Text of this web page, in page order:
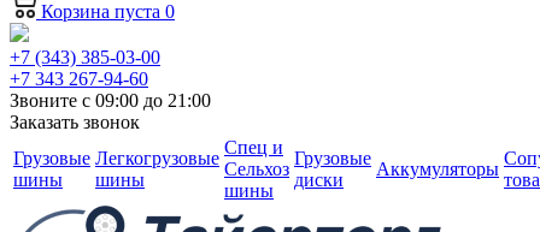
Корзина пуста 0
+7 (343) 385-03-00
+7 343 267-94-60
Звоните с 09:00 до 21:00
Заказать звонок
Грузовые
шины
Легкогрузовые
шины
Спец и
Сельхоз
шины
Грузовые
диски
Аккумуляторы